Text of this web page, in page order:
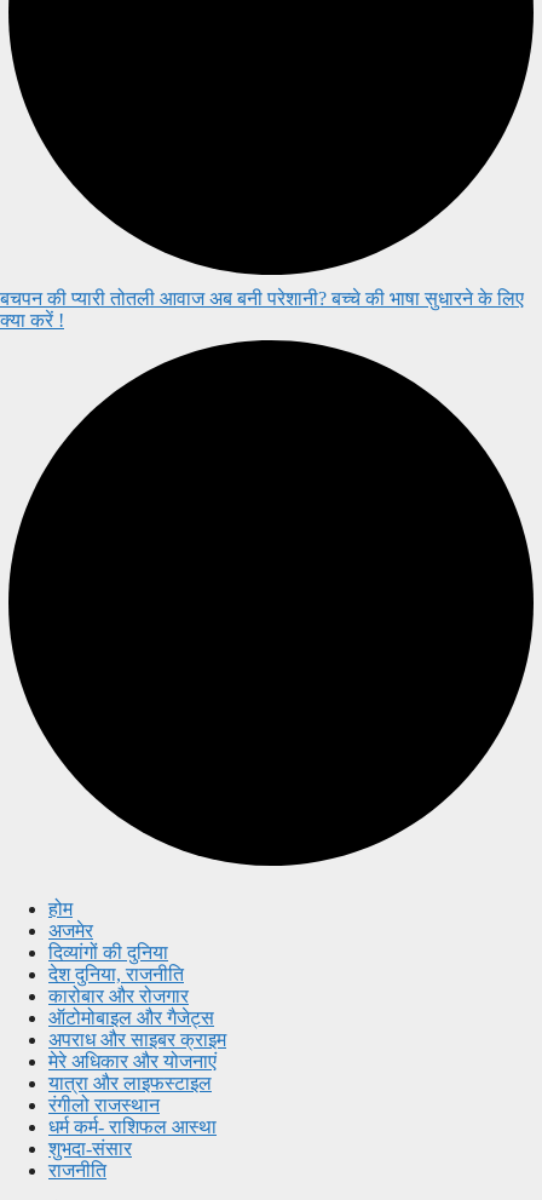
बचपन की प्यारी तोतली आवाज अब बनी परेशानी? बच्चे की भाषा सुधारने के लिए
क्या करें !
होम
अजमेर
दिव्यांगों की दुनिया
देश दुनिया, राजनीति
कारोबार और रोजगार
ऑटोमोबाइल और गैजेट्स
अपराध और साइबर क्राइम
मेरे अधिकार और योजनाएं
यात्रा और लाइफस्टाइल
रंगीलो राजस्थान
धर्म कर्म- राशिफल आस्था
शुभदा-संसार
राजनीति